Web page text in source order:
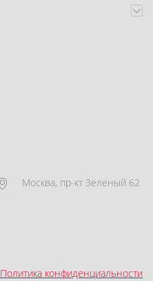
Москва, пр-кт Зеленый 62
Политика конфиденциальности